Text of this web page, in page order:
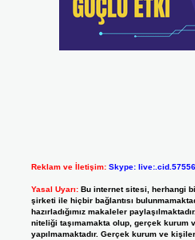
Reklam ve İletişim: Skype:
Yasal Uyarı: Bu internet sitesi, herhangi
şirketi ile hiçbir bağlantısı
hazırladığımız makaleler
niteliği taşımamakta olup, gerçek kurum
yapılmamaktadır. Gerçek kurum ve